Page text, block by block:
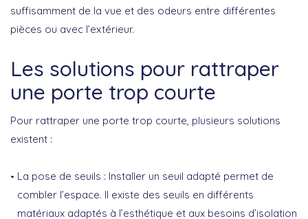
suffisamment de la vue et des odeurs entre différentes
pièces ou avec l’extérieur.
Les solutions pour rattraper
une porte trop courte
Pour rattraper une porte trop courte, plusieurs solutions
existent :
La pose de seuils : Installer un seuil adapté permet de
combler l’espace. Il existe des seuils en différents
matériaux adaptés à l’esthétique et aux besoins d’isolation